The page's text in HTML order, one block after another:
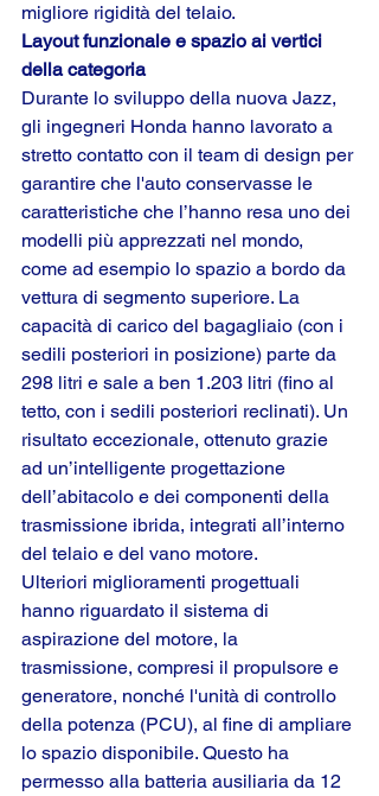
migliore rigidità del telaio.
Layout funzionale e spazio ai vertici
della categoria
Durante lo sviluppo della nuova Jazz,
gli ingegneri Honda hanno lavorato a
stretto contatto con il team di design per
garantire che l'auto conservasse le
caratteristiche che l’hanno resa uno dei
modelli più apprezzati nel mondo,
come ad esempio lo spazio a bordo da
vettura di segmento superiore. La
capacità di carico del bagagliaio (con i
sedili posteriori in posizione) parte da
298 litri e sale a ben 1.203 litri (fino al
tetto, con i sedili posteriori reclinati). Un
risultato eccezionale, ottenuto grazie
ad un’intelligente progettazione
dell’abitacolo e dei componenti della
trasmissione ibrida, integrati all’interno
del telaio e del vano motore.
Ulteriori miglioramenti progettuali
hanno riguardato il sistema di
aspirazione del motore, la
trasmissione, compresi il propulsore e
generatore, nonché l'unità di controllo
della potenza (PCU), al fine di ampliare
lo spazio disponibile. Questo ha
permesso alla batteria ausiliaria da 12